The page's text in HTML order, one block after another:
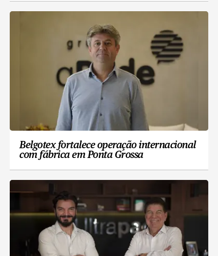
Belgotex fortalece operação internacional
com fábrica em Ponta Grossa